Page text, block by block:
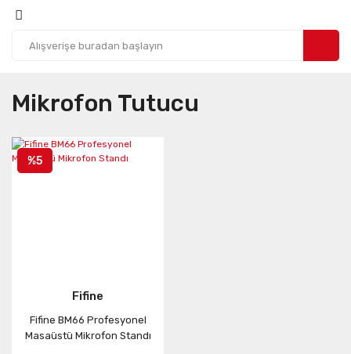
Mikrofon Tutucu
%5
Fifine
Fifine BM66 Profesyonel
Masaüstü Mikrofon Standı